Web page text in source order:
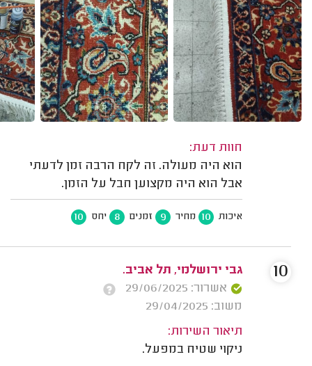
חוות דעת:
הוא היה מעולה. זה לקח הרבה זמן לדעתי
אבל הוא היה מקצוען חבל על הזמן.
איכות 10 מחיר 9 זמנים 8 יחס 10
גבי ירושלמי, תל אביב.
אשרור: 29/06/2025
משוב: 29/04/2025
תיאור השירות:
ניקוי שטיח במפעל.
10